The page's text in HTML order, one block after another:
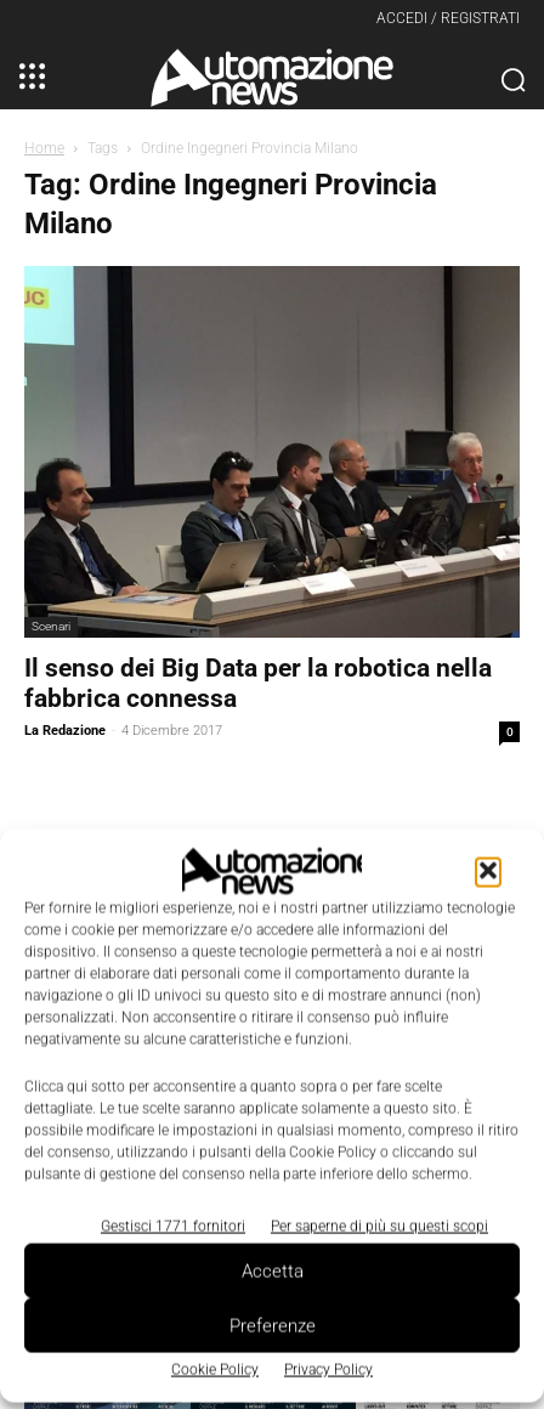
Per fornire le migliori esperienze, noi e i nostri partner utilizziamo tecnologie
come i cookie per memorizzare e/o accedere alle informazioni del
dispositivo. Il consenso a queste tecnologie permetterà a noi e ai nostri
partner di elaborare dati personali come il comportamento durante la
navigazione o gli ID univoci su questo sito e di mostrare annunci (non)
personalizzati. Non acconsentire o ritirare il consenso può influire
negativamente su alcune caratteristiche e funzioni.
Clicca qui sotto per acconsentire a quanto sopra o per fare scelte
dettagliate. Le tue scelte saranno applicate solamente a questo sito. È
possibile modificare le impostazioni in qualsiasi momento, compreso il ritiro
del consenso, utilizzando i pulsanti della Cookie Policy o cliccando sul
pulsante di gestione del consenso nella parte inferiore dello schermo.
Gestisci 1771 fornitori Per saperne di più su questi scopi
Accetta
Preferenze
Cookie Policy Privacy Policy
ACCEDI / REGISTRATI
Home Tags Ordine Ingegneri Provincia Milano
Tag: Ordine Ingegneri Provincia
Milano
Scenari
Il senso dei Big Data per la robotica nella
fabbrica connessa
La Redazione - 4 Dicembre 2017 0
Edicola